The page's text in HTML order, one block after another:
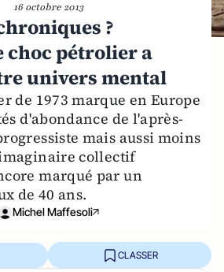
16 octobre 2013
?
choc pétrolier a
univers mental
de 1973 marque en Europe
d'abondance de l'après-
mais aussi moins
collectif
marqué par un
de 40 ans.
Michel Maffesoli
CLASSER